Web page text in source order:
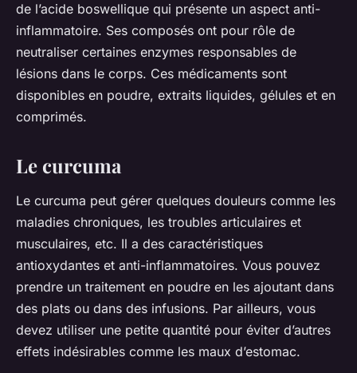
de l’acide boswellique qui présente un aspect anti-
inflammatoire. Ses composés ont pour rôle de
neutraliser certaines enzymes responsables de
lésions dans le corps. Ces médicaments sont
disponibles en poudre, extraits liquides, gélules et en
comprimés.
Le curcuma
Le curcuma peut gérer quelques douleurs comme les
maladies chroniques, les troubles articulaires et
musculaires, etc. Il a des caractéristiques
antioxydantes et anti-inflammatoires. Vous pouvez
prendre un traitement en poudre en les ajoutant dans
des plats ou dans des infusions. Par ailleurs, vous
devez utiliser une petite quantité pour éviter d’autres
effets indésirables comme les maux d’estomac.